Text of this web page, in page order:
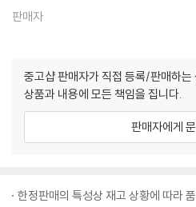
판매자
중고샵 판매자가 직접 등록/판매하는
상품과 내용에 모든 책임을 집니다.
판매자에게
한정판매의 특성상 재고 상황에 따라